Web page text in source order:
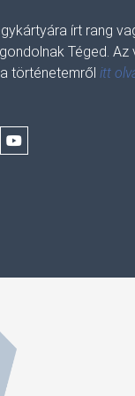
írt rang
Téged. Az
történetemről itt
Y
o
u